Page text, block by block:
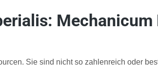
Mechanicum
Sie sind nicht so zahlenreich oder